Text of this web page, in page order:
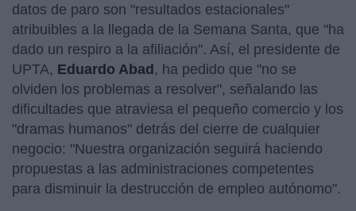
datos de paro son "resultados estacionales"
atribuibles a la llegada de la Semana Santa, que "ha
dado un respiro a la afiliación". Así, el presidente de
UPTA, Eduardo Abad, ha pedido que "no se
olviden los problemas a resolver", señalando las
dificultades que atraviesa el pequeño comercio y los
"dramas humanos" detrás del cierre de cualquier
negocio: "Nuestra organización seguirá haciendo
propuestas a las administraciones competentes
para disminuir la destrucción de empleo autónomo".